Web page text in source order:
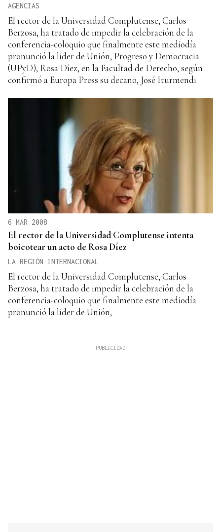
AGENCIAS
El rector de la Universidad Complutense, Carlos
Berzosa, ha tratado de impedir la celebración de la
conferencia-coloquio que finalmente este mediodía
pronunció la líder de Unión, Progreso y Democracia
(UPyD), Rosa Díez, en la Facultad de Derecho, según
confirmó a Europa Press su decano, José Iturmendi.
6 MAR 2008
El rector de la Universidad Complutense intenta
boicotear un acto de Rosa Díez
LA REGIÓN INTERNACIONAL
El rector de la Universidad Complutense, Carlos
Berzosa, ha tratado de impedir la celebración de la
conferencia-coloquio que finalmente este mediodía
pronunció la líder de Unión,